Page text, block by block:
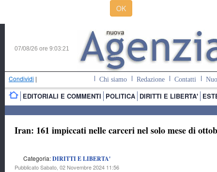
OK
07/08/26 ore 9:03:22
Condividi | Chi siamo Redazione Contatti
EDITORIALI E COMMENTI POLITICA DIRITTI E LIBERTA'
Iran: 161 impiccati nelle carceri nel solo mese di
Categoria:DIRITTI E LIBERTA'
Pubblicato Sabato, 02 Novembre 2024 11:56